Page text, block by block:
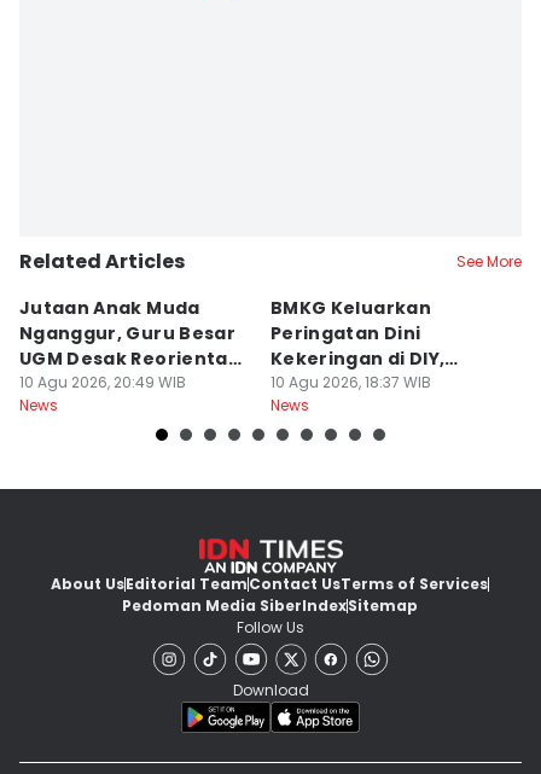
Related Articles See More
Jutaan Anak Muda
Nganggur, Guru Besar
UGM Desak Reorientasi
Pendidikan
10 Agu 2026, 20:49 WIB
News
BMKG Keluarkan
Peringatan Dini
Kekeringan di DIY,
Kategori Awas
10 Agu 2026, 18:37 WIB
News
About UsEditorial TeamContact UsTerms of Services
Pedoman Media SiberIndexSitemap
Follow Us
Download